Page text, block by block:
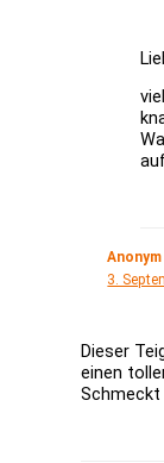
Anonym
3.
Dieser
einen
Schmeckt